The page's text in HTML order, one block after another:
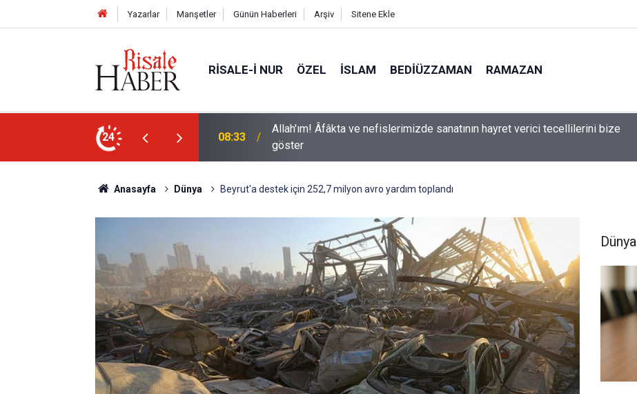
Yazarlar Manşetler Günün Haberleri Arşiv Sitene Ekle
RISALE-I NUR ÖZEL İSLAM BEDIÜZZAMAN RAMAZAN
24
hayret verici tecellilerini bize
02:15
Bediüzzaman: Kelimeler, herbir zerre-i havaînin kulağına girip dilinden çıktığı
halde şaşırmıyor
Anasayfa Dünya Beyrut'a destek için 252,7 milyon avro yardım toplandı
Dünya